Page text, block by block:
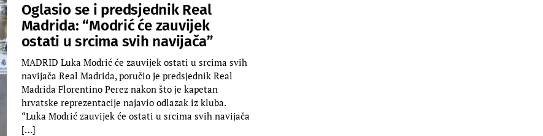
Oglasio se i predsjednik Real
Madrida: “Modrić će zauvijek
ostati u srcima svih navijača”
MADRID Luka Modrić će zauvijek ostati u srcima svih
navijača Real Madrida, poručio je predsjednik Real
Madrida Florentino Perez nakon što je kapetan
hrvatske reprezentacije najavio odlazak iz kluba.
“Luka Modrić zauvijek će ostati u srcima svih navijača
[…]